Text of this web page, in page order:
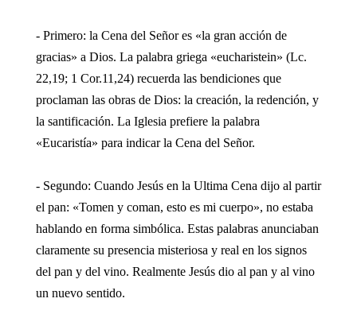
- Primero: la Cena del Señor es «la gran acción de
gracias» a Dios. La palabra griega «eucharistein» (Lc.
22,19; 1 Cor.11,24) recuerda las bendiciones que
proclaman las obras de Dios: la creación, la redención, y
la santificación. La Iglesia prefiere la palabra
«Eucaristía» para indicar la Cena del Señor.
- Segundo: Cuando Jesús en la Ultima Cena dijo al partir
el pan: «Tomen y coman, esto es mi cuerpo», no estaba
hablando en forma simbólica. Estas palabras anunciaban
claramente su presencia misteriosa y real en los signos
del pan y del vino. Realmente Jesús dio al pan y al vino
un nuevo sentido.